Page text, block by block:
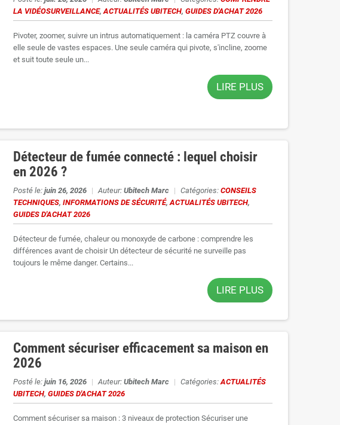
LA VIDÉOSURVEILLANCE,ACTUALITÉS UBITECH,GUIDES D'ACHAT 2026
Pivoter, zoomer, suivre un intrus automatiquement : la caméra PTZ couvre à
elle seule de vastes espaces. Une seule caméra qui pivote, s'incline, zoome
et suit toute seule un...
LIRE PLUS
Détecteur de fumée connecté : lequel choisir
en 2026 ?
Posté le:juin 26, 2026 | Auteur:Ubitech Marc | Catégories:CONSEILS
TECHNIQUES,INFORMATIONS DE SÉCURITÉ,ACTUALITÉS UBITECH,
GUIDES D'ACHAT 2026
Détecteur de fumée, chaleur ou monoxyde de carbone : comprendre les
différences avant de choisir Un détecteur de sécurité ne surveille pas
toujours le même danger. Certains...
LIRE PLUS
Comment sécuriser efficacement sa maison en
2026
Posté le:juin 16, 2026 | Auteur:Ubitech Marc | Catégories:ACTUALITÉS
UBITECH,GUIDES D'ACHAT 2026
Comment sécuriser sa maison : 3 niveaux de protection Sécuriser une